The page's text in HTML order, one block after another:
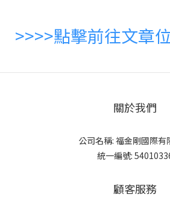
>>>>點擊前往文章
關於我們
公司名稱: 福金剛國際有
統一編號:
顧客服務